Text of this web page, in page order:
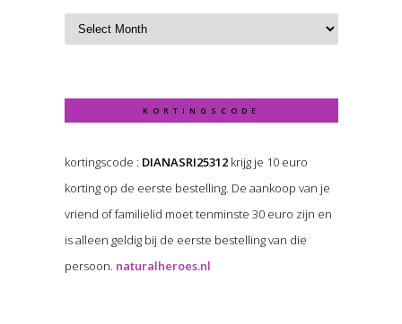
KORTINGSCODE
kortingscode : DIANASRI25312krijg je 10 euro
korting op de eerste bestelling. De aankoop van je
vriend of familielid moet tenminste 30 euro zijn en
is alleen geldig bij de eerste bestelling van die
persoon. naturalheroes.nl